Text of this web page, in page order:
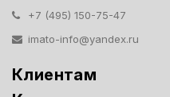
+7 (495) 150-75-47
imato-info@yandex.ru
Клиентам